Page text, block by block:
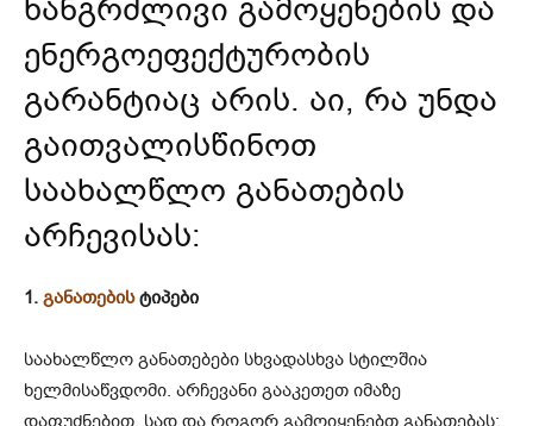
ხანგრძლივი გამოყენების და
ენერგოეფექტურობის
გარანტიაც არის. აი, რა უნდა
გაითვალისწინოთ
საახალწლო განათების
არჩევისას:
1. განათებისტიპები
საახალწლო განათებები სხვადასხვა სტილშია
ხელმისაწვდომი. არჩევანი გააკეთეთ იმაზე
დაფუძნებით, სად და როგორ გამოიყენებთ განათებას: